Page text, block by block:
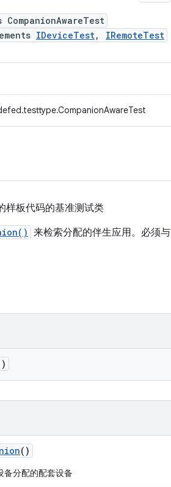
IDeviceTest, IRemoteTest
样板代码的基准测试类
来检索分配的伴生应用。必须与
()
备分配的配套设备